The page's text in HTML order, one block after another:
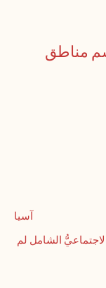
مناطق
آسيا
الشامل لم